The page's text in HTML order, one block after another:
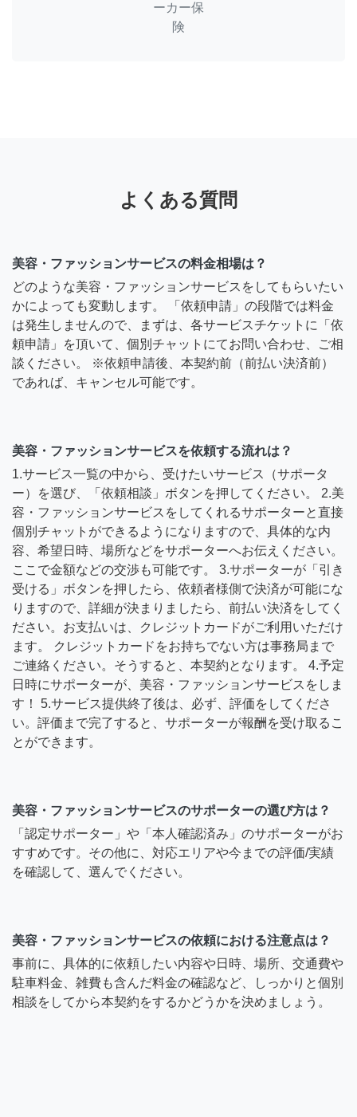
ーカー保
険
よくある質問
美容・ファッションサービスの料金相場は？
どのような美容・ファッションサービスをしてもらいたい
かによっても変動します。 「依頼申請」の段階では料金
は発生しませんので、まずは、各サービスチケットに「依
頼申請」を頂いて、個別チャットにてお問い合わせ、ご相
談ください。 ※依頼申請後、本契約前（前払い決済前）
であれば、キャンセル可能です。
美容・ファッションサービスを依頼する流れは？
1.サービス一覧の中から、受けたいサービス（サポータ
ー）を選び、「依頼相談」ボタンを押してください。 2.美
容・ファッションサービスをしてくれるサポーターと直接
個別チャットができるようになりますので、具体的な内
容、希望日時、場所などをサポーターへお伝えください。
ここで金額などの交渉も可能です。 3.サポーターが「引き
受ける」ボタンを押したら、依頼者様側で決済が可能にな
りますので、詳細が決まりましたら、前払い決済をしてく
ださい。お支払いは、クレジットカードがご利用いただけ
ます。 クレジットカードをお持ちでない方は事務局まで
ご連絡ください。そうすると、本契約となります。 4.予定
日時にサポーターが、美容・ファッションサービスをしま
す！ 5.サービス提供終了後は、必ず、評価をしてくださ
い。評価まで完了すると、サポーターが報酬を受け取るこ
とができます。
美容・ファッションサービスのサポーターの選び方は？
「認定サポーター」や「本人確認済み」のサポーターがお
すすめです。その他に、対応エリアや今までの評価/実績
を確認して、選んでください。
美容・ファッションサービスの依頼における注意点は？
事前に、具体的に依頼したい内容や日時、場所、交通費や
駐車料金、雑費も含んだ料金の確認など、しっかりと個別
相談をしてから本契約をするかどうかを決めましょう。